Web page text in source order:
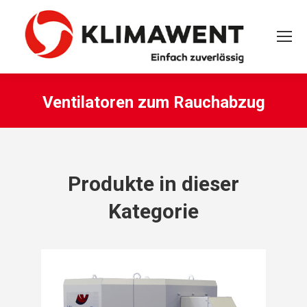
Ventilatoren zum Rauchabzug
Produkte in dieser
Kategorie